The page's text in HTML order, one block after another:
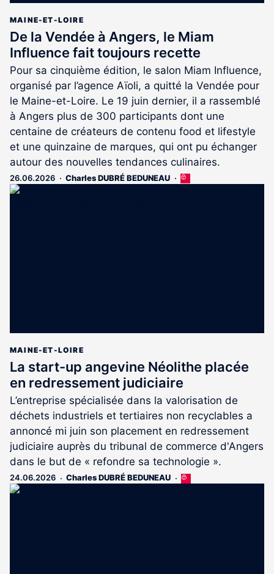
MAINE-ET-LOIRE
De la Vendée à Angers, le Miam
Influence fait toujours recette
Pour sa cinquième édition, le salon Miam Influence,
organisé par l’agence Aïoli, a quitté la Vendée pour
le Maine-et-Loire. Le 19 juin dernier, il a rassemblé
à Angers plus de 300 participants dont une
centaine de créateurs de contenu food et lifestyle
et une quinzaine de marques, qui ont pu échanger
autour des nouvelles tendances culinaires.
26.06.2026 Charles DUBRÉ BEDUNEAU
Cet
MAINE-ET-LOIRE
La start-up angevine Néolithe placée
en redressement judiciaire
L’entreprise spécialisée dans la valorisation de
déchets industriels et tertiaires non recyclables a
annoncé mi juin son placement en redressement
judiciaire auprès du tribunal de commerce d'Angers
dans le but de « refondre sa technologie ».
24.06.2026 Charles DUBRÉ BEDUNEAU
Cet